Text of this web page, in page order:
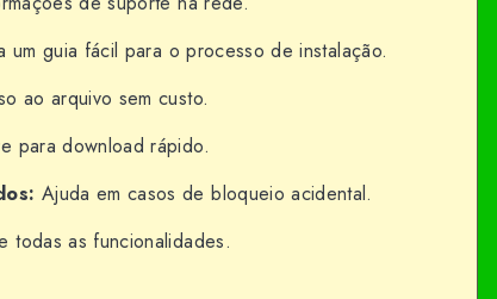
um guia fácil para o processo de instalação.
ao arquivo sem custo.
para download rápido.
Ajuda em casos de bloqueio acidental.
todas as funcionalidades.